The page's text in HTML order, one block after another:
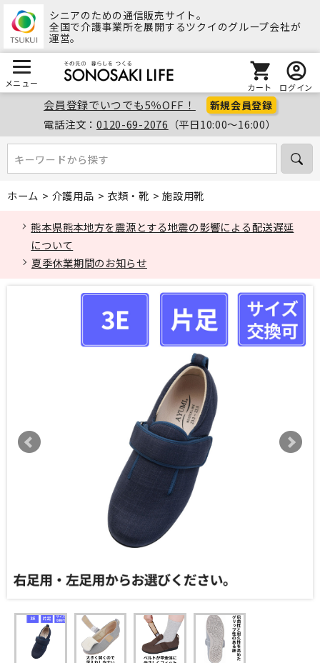
シニアのための通信販売サイト。
全国で介護事業所を展開するツクイのグループ会社が
運営。
メニュー カート ログイン
会員登録でいつでも5％OFF！ 新規会員登録
電話注文：0120-69-2076 （平日10:00～16:00）
キーワードから探す
キーワードから探す
ホーム > 介護用品 > 衣類・靴 >施設用靴
熊本県熊本地方を震源とする地震の影響による配送遅延
について
夏季休業期間のお知らせ